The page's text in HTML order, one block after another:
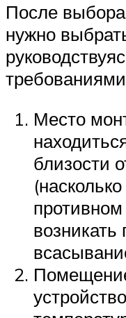
После
нужно
Место
близости